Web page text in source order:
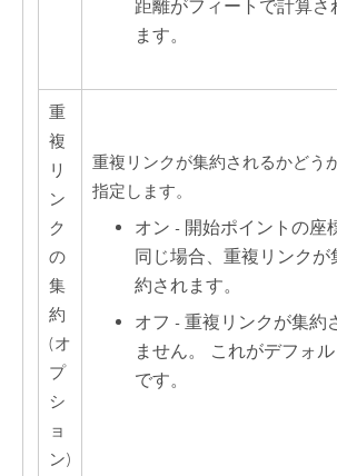
距離がフィートで計算さ
ます。
重
複
リ
ン
ク
の
集
約
(オ
プ
シ
ョ
ン)
重複リンクが集約されるかどう
指定します。
オン - 開始ポイントの座
同じ場合、重複リンクが
約されます。
オフ - 重複リンクが集約
ません。 これがデフォル
です。